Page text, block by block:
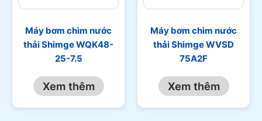
Máy bơm chìm nước
thải Shimge WQK48-
25-7.5
Xem thêm
Máy bơm chìm nước
thải Shimge WVSD
75A2F
Xem thêm